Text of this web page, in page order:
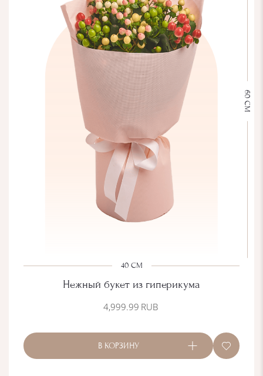
40 СМ
60 СМ
Нежный букет из гиперикума
4,999.99 RUB
В КОРЗИНУ